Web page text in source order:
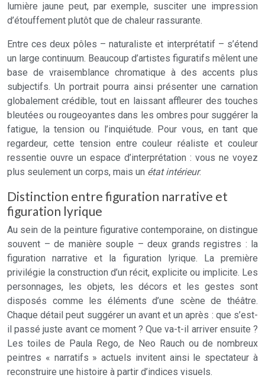
lumière jaune peut, par exemple, susciter une impression
d’étouffement plutôt que de chaleur rassurante.
Entre ces deux pôles – naturaliste et interprétatif – s’étend
un large continuum. Beaucoup d’artistes figuratifs mêlent une
base de vraisemblance chromatique à des accents plus
subjectifs. Un portrait pourra ainsi présenter une carnation
globalement crédible, tout en laissant affleurer des touches
bleutées ou rougeoyantes dans les ombres pour suggérer la
fatigue, la tension ou l’inquiétude. Pour vous, en tant que
regardeur, cette tension entre couleur réaliste et couleur
ressentie ouvre un espace d’interprétation : vous ne voyez
plus seulement un corps, mais un état intérieur.
Distinction entre figuration narrative et
figuration lyrique
Au sein de la peinture figurative contemporaine, on distingue
souvent – de manière souple – deux grands registres : la
figuration narrative et la figuration lyrique. La première
privilégie la construction d’un récit, explicite ou implicite. Les
personnages, les objets, les décors et les gestes sont
disposés comme les éléments d’une scène de théâtre.
Chaque détail peut suggérer un avant et un après : que s’est-
il passé juste avant ce moment ? Que va-t-il arriver ensuite ?
Les toiles de Paula Rego, de Neo Rauch ou de nombreux
peintres « narratifs » actuels invitent ainsi le spectateur à
reconstruire une histoire à partir d’indices visuels.